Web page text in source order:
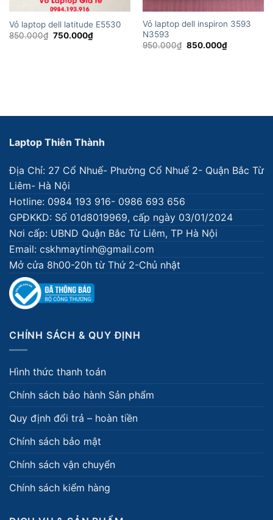
Vỏ laptop dell latitude E5530
850.000₫ Giá
750.000₫Giá
hiện
Vỏ laptop dell inspiron 3593
N3593
950.000₫ Giá
850.000₫Giá
hiện
Laptop Thiên Thành
Địa Chỉ: 27 Cổ Nhuế- Phường Cổ Nhuế 2- Quận Bắc Từ
Liêm- Hà Nội
Hotline: 0984 193 916- 0986 693 656
GPĐKKD: Số 01d8019969, cấp ngày 03/01/2024
Nơi cấp: UBND Quận Bắc Từ Liêm, TP Hà Nội
Email: cskhmaytinh@gmail.com
Mở cửa 8h00-20h từ Thứ 2-Chủ nhật
CHÍNH SÁCH & QUY ĐỊNH
Hình thức thanh toán
Chính sách bảo hành Sản phẩm
Quy định đổi trả – hoàn tiền
Chính sách bảo mật
Chính sách vận chuyển
Chính sách kiểm hàng